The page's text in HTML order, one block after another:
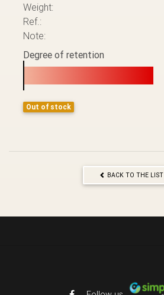
Weight:
Ref.:
Note:
Degree of retention
Out of stock
BACK TO THE LIST